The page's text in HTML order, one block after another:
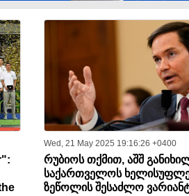
Wed, 21 May 2025 19:16:26 +0400
რუბიოს თქმით, აშშ
საქართველოს
ზეწოლის შესაძლო